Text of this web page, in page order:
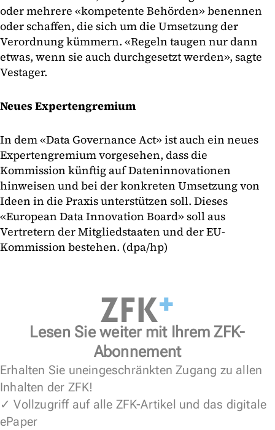
oder mehrere «kompetente Behörden» benennen
oder schaffen, die sich um die Umsetzung der
Verordnung kümmern. «Regeln taugen nur dann
etwas, wenn sie auch durchgesetzt werden», sagte
Vestager.
Neues Expertengremium
In dem «Data Governance Act» ist auch ein neues
Expertengremium vorgesehen, dass die
Kommission künftig auf Dateninnovationen
hinweisen und bei der konkreten Umsetzung von
Ideen in die Praxis unterstützen soll. Dieses
«European Data Innovation Board» soll aus
Vertretern der Mitgliedstaaten und der EU-
Kommission bestehen. (dpa/hp)
Lesen Sie weiter mit Ihrem ZFK-
Abonnement
Erhalten Sie uneingeschränkten Zugang zu allen
Inhalten der ZFK!
✓ Vollzugriff auf alle ZFK-Artikel und das digitale
ePaper